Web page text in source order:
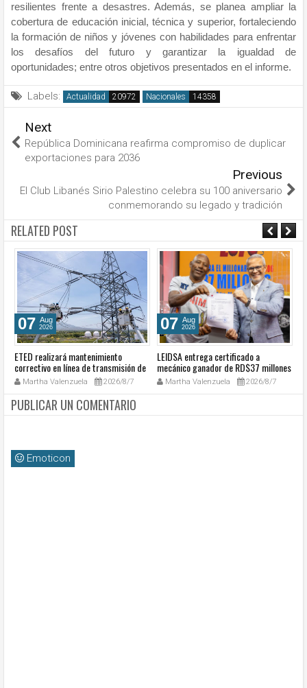
resilientes frente a desastres. Además, se planea ampliar la
cobertura de educación inicial, técnica y superior, fortaleciendo
la formación de niños y jóvenes con habilidades para enfrentar
los desafíos del futuro y garantizar la igualdad de
oportunidades; entre otros objetivos presentados en el informe.
Labels: Actualidad Nacionales
Next
República Dominicana reafirma compromiso de duplicar
exportaciones para 2036
Previous
El Club Libanés Sirio Palestino celebra su 100 aniversario
conmemorando su legado y tradición
RELATED POST
07 Aug
2026
ETED realizará mantenimiento
correctivo en línea de transmisión de
la región Sur
Martha Valenzuela 2026/8/7
07 Aug
2026
LEIDSA entrega certificado a
mecánico ganador de RD$37 millones
con el Loto
Martha Valenzuela 2026/8/7
PUBLICAR UN COMENTARIO
Emoticon